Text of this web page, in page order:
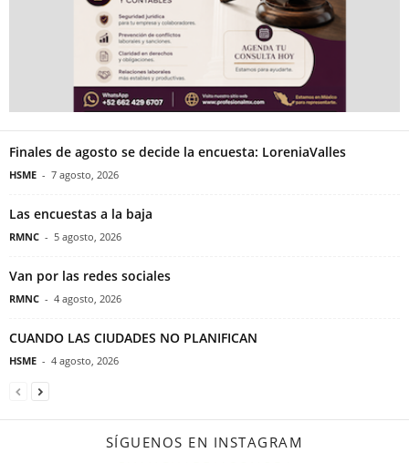
Finales de agosto se decide la encuesta: LoreniaValles
HSME - 7 agosto, 2026
Las encuestas a la baja
RMNC - 5 agosto, 2026
Van por las redes sociales
RMNC - 4 agosto, 2026
CUANDO LAS CIUDADES NO PLANIFICAN
HSME - 4 agosto, 2026
SÍGUENOS EN INSTAGRAM